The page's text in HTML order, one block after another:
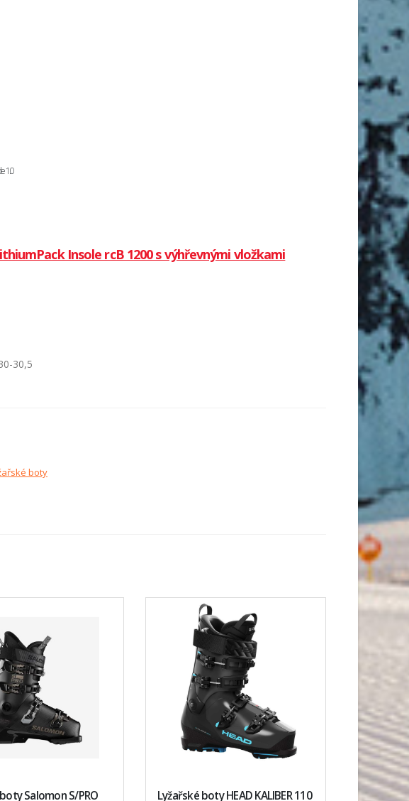
1.0
Insole rcB 1200 s výhřevnými vložkami
30,5
boty
Salomon S/PRO Lyžařské boty HEAD KALIBER 110